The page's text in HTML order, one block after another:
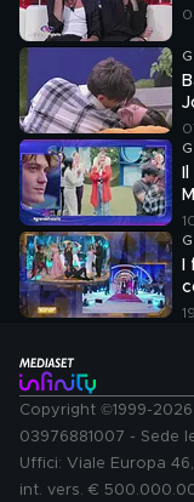
Copyright ©1999-2026
03976881007 - Sede
Uffici: Viale Europa
int. vers. €